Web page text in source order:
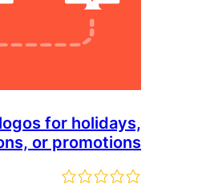
for holidays,
or promotions